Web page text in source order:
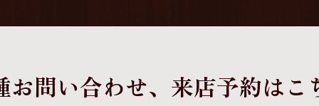
お問い合わせ、 来店予約はこ